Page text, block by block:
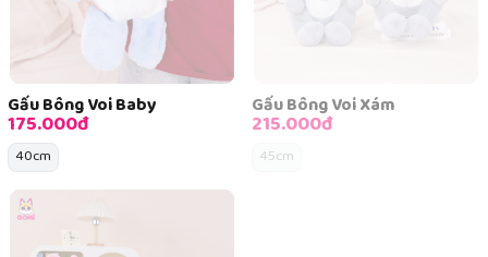
Gấu Bông Voi Baby
175.000đ
40cm
Gấu Bông Voi Xám
215.000đ
45cm